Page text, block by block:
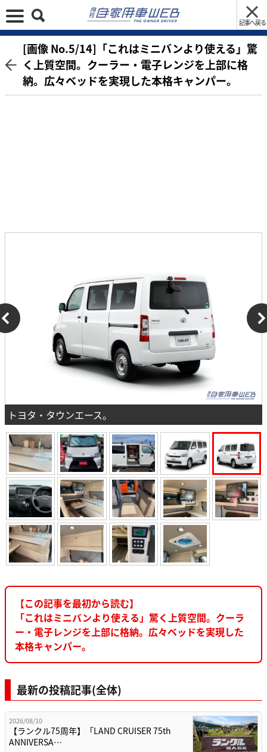
記事へ戻る
[画像 No.5/14]「これはミニバンより使える」驚
く上質空間。クーラー・電子レンジを上部に格
納。広々ベッドを実現した本格キャンパー。
トヨタ・タウンエース。
【この記事を最初から読む】
「これはミニバンより使える」驚く上質空間。クーラ
ー・電子レンジを上部に格納。広々ベッドを実現した
本格キャンパー。
最新の投稿記事(全体)
2026/08/10
【ランクル75周年】「LAND CRUISER 75th
ANNIVERSA…